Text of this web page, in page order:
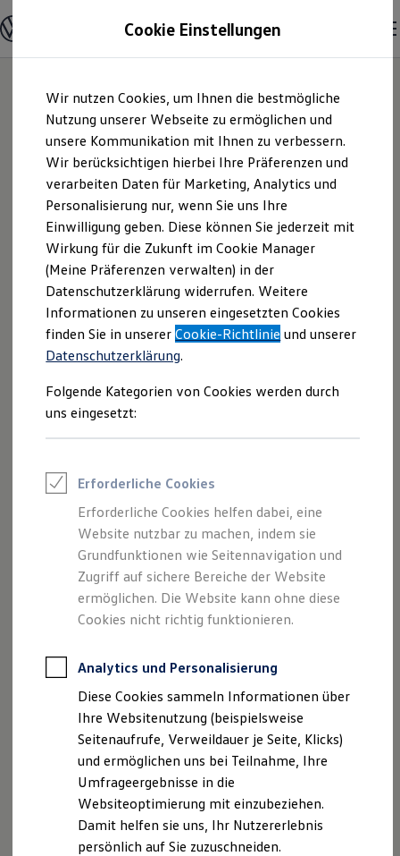
Hauptinhalt
springen
Footer
springen
Modelle und Konfigurator
Konfigurator
Modelle vergleichen
Elektroautos
ENERGY Sondermodelle
Nutzfahrzeuge
SUV und CUV
Familienautos
Kombis
Kompaktwagen
Sportwagen
Schnell verfügbare Fahrzeuge
Angebote und Produkte
Aktuelle Angebote
E-Auto-Förderung
Volkswagen Marktplatz
Die ENERGY Sondermodelle
Junge Gebrauchtwagen und Gebrauchtwagen
Volkswagen Zertifizierte Gebrauchtwagen
Elektromobilität bei Gebrauchtwagen
Saisonangebote
Reifenpakete
Leasing
Leasing-Angebote
Elektroauto Leasing
Kleinwagen-Leasing
Leasing ohne Anzahlung
Finanzierung
Autokredit mit Schlussrate
Versicherungen und Garantien
Kfz-Versicherung
Restschuldversicherungen
Garantien
Professional Class bei Volkswagen
Behörden
Direktkunden
Sonderfahrzeuge
Anpfiff zum Gewinn
Elektromobilität
Elektroautos
ID. Tutorials
Der neue ID. Polo
Der neue ID.3 Neo
Der ID.4
Auto Bierschneider
GmbH | Impressum
& Rechtliches
Hier finden Sie Informationen über uns
(Auto Bierschneider GmbH) als
verantwortlichen Anbieter von Inhalten
und Angeboten, die auf dieser Website
speziell aufgeführt sind.
Impressum
Datenschutzerklärung
Impressum
Sulzweg 2
92360 Mühlhausen
Telefon: 09185 / 94 00-0
Fax: 09185 / 94 00-329
E-Mail:info@bierschneider.de
Geschäftsführer: Bernhard Öttl, Michael und Doris
Fleischmann
USt. ID-Nummer: DE 133504133
Cookie Einstellungen
Wir nutzen Cookies, um Ihnen die bestmögliche
Nutzung unserer Webseite zu ermöglichen und
unsere Kommunikation mit Ihnen zu verbessern.
Wir berücksichtigen hierbei Ihre Präferenzen und
verarbeiten Daten für Marketing, Analytics und
Personalisierung nur, wenn Sie uns Ihre
Einwilligung geben. Diese können Sie jederzeit mit
Wirkung für die Zukunft im Cookie Manager
(Meine Präferenzen verwalten) in der
Datenschutzerklärung widerrufen. Weitere
Informationen zu unseren eingesetzten Cookies
finden Sie in unsererCookie-Richtlinie und unserer
Datenschutzerklärung.
Folgende Kategorien von Cookies werden durch
uns eingesetzt:
Erforderliche Cookies
Erforderliche Cookies helfen dabei, eine
Website nutzbar zu machen, indem sie
Grundfunktionen wie Seitennavigation und
Zugriff auf sichere Bereiche der Website
ermöglichen. Die Website kann ohne diese
Cookies nicht richtig funktionieren.
Analytics und Personalisierung
Diese Cookies sammeln Informationen über
Ihre Websitenutzung (beispielsweise
Seitenaufrufe, Verweildauer je Seite, Klicks)
und ermöglichen uns bei Teilnahme, Ihre
Umfrageergebnisse in die
Websiteoptimierung mit einzubeziehen.
Damit helfen sie uns, Ihr Nutzererlebnis
persönlich auf Sie zuzuschneiden.